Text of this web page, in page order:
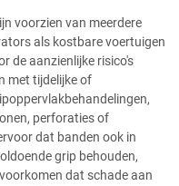
voorzien van meerdere
als kostbare voertuigen
de aanzienlijke risico's
met tijdelijke of
perforaties of
dat banden ook in
grip behouden,
dat schade aan